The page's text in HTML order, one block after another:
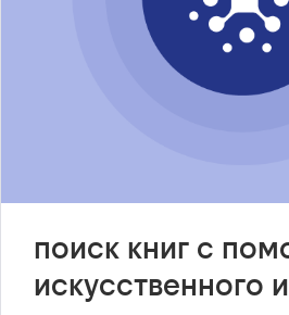
поиск книг с
искусственного